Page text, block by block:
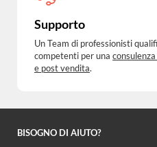
Supporto
Un Team di professionisti
competenti per una
e post vendita.
BISOGNO DI AIUTO?